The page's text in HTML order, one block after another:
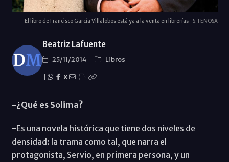
El libro de Francisco García Villalobos está ya a la venta en librerías S. FENOSA
Beatriz Lafuente
25/11/2014
Libros
X
-¿Qué es Solima?
-Es una novela histórica que tiene dos niveles de
densidad: la trama como tal, que narra el
protagonista, Servio, en primera persona, y un